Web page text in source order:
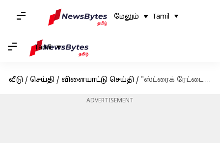
மேலும் Tamil
Tamil
வீடு / செய்தி / விளையாட்டு செய்தி / "ஸ்ட்ரைக் ரேட்டை பெருசா எடுத்துக்காதீங்க" : கே.எல்.ராகுல் அட்வைஸ்
ADVERTISEMENT